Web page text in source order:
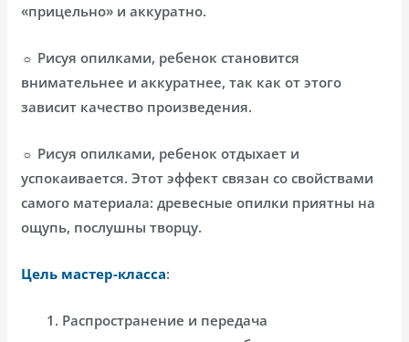
«прицельно» и аккуратно.
☼ Рисуя опилками, ребенок становится
внимательнее и аккуратнее, так как от этого
зависит качество произведения.
☼ Рисуя опилками, ребенок отдыхает и
успокаивается. Этот эффект связан со свойствами
самого материала: древесные опилки приятны на
ощупь, послушны творцу.
Цель мастер-класса:
Распространение и передача